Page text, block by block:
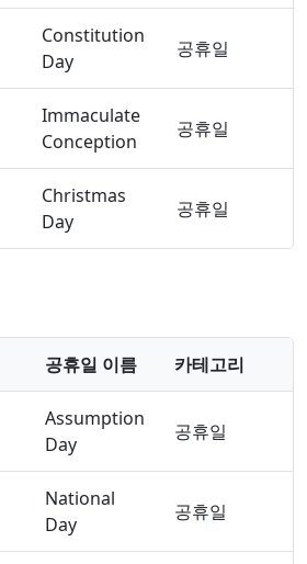
Constitution
Day
공휴일
Immaculate
Conception
공휴일
Christmas
Day
공휴일
공휴일 이름 카테고리
Assumption
Day
공휴일
National
Day
공휴일